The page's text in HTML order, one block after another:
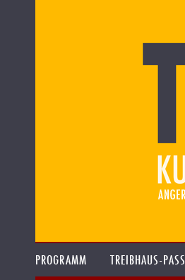
PROGRAMM TREIBHAUS-PASS